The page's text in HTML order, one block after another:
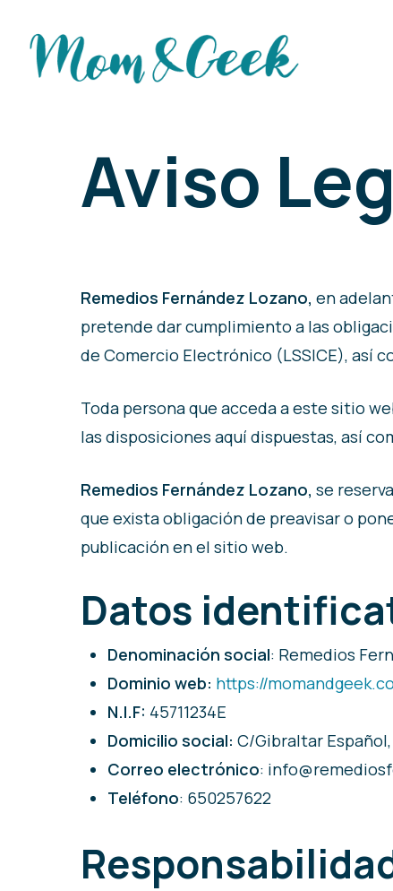
Aviso
Remedios Fernández Lozano, en
pretende dar cumplimiento a las
de Comercio Electrónico (LSSICE), así
Toda persona que acceda a este sitio
las disposiciones aquí dispuestas, así
Remedios Fernández Lozano, se
que exista obligación de preavisar o
publicación en el sitio web.
Datos
Denominación social: Remedios
Dominio web: https://
N.I.F: 45711234E
Domicilio social: C/Gibraltar
Correo electrónico:
Teléfono: 650257622